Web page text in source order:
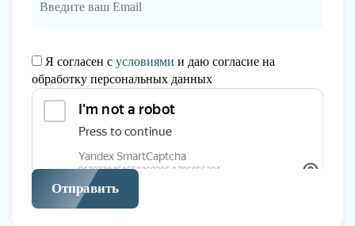
Я согласен с условиями и даю согласие на
обработку персональных данных
Отправить